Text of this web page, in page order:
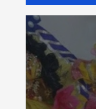
City News